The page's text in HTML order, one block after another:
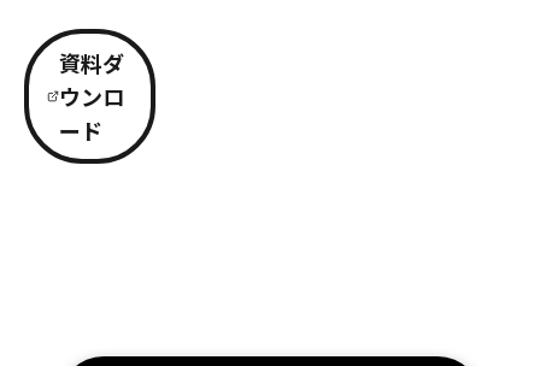
資料ダ
ウンロ
ード